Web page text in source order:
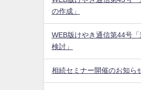
の作成」
WEB版けやき通信第44号
検討」
相続セミナー開催のお知ら